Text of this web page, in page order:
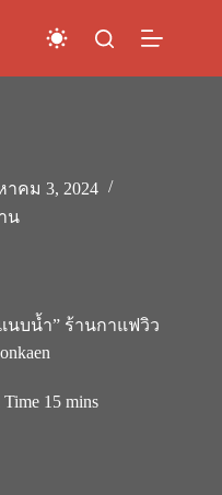
าคม 3, 2024
น
นบน้ำ” ร้านกาแฟวิว
Time 15 mins